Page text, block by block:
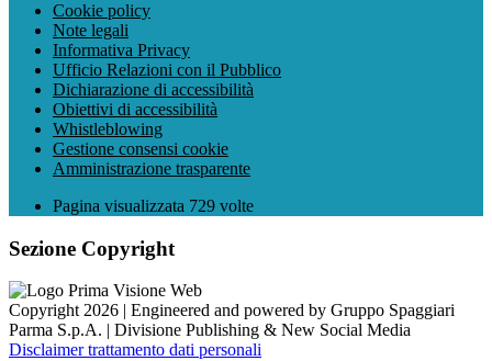
Cookie policy
Note legali
Informativa Privacy
Ufficio Relazioni con il Pubblico
Dichiarazione di accessibilità
Obiettivi di accessibilità
Whistleblowing
Gestione consensi cookie
Amministrazione trasparente
Pagina visualizzata 729 volte
Sezione Copyright
Copyright 2026 | Engineered and powered by Gruppo Spaggiari
Parma S.p.A. | Divisione Publishing & New Social Media
Disclaimer trattamento dati personali